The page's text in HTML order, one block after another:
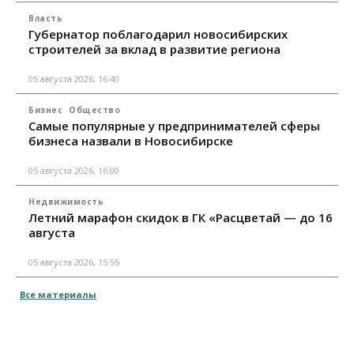
Власть
Губернатор поблагодарил новосибирских
строителей за вклад в развитие региона
05 августа 2026, 16:40
Бизнес Общество
Самые популярные у предпринимателей сферы
бизнеса назвали в Новосибирске
05 августа 2026, 16:00
Недвижимость
Летний марафон скидок в ГК «Расцветай — до 16
августа
05 августа 2026, 15:55
Все материалы